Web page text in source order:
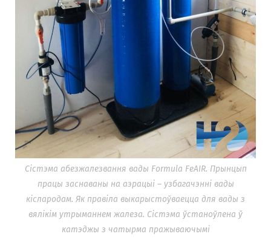
Сістэма абезжалезвання вады Formula FeAIR. Прынцып
працы заснаваны на аэрацыі – узбагачэнні вады
кіслародам. Як правіла выкарыстоўваецца для вады з
вялікім утрыманнем жалеза. Сістэма ўстаноўлена ў
катэджы з чатырма пражываючымі